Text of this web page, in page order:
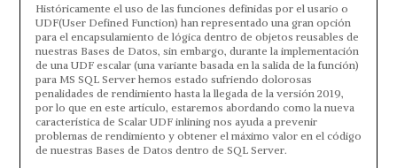
Históricamente el uso de las funciones definidas por el usario o
UDF(User Defined Function) han representado una gran opción
para el encapsulamiento de lógica dentro de objetos reusables de
nuestras Bases de Datos, sin embargo, durante la implementación
de una UDF escalar (una variante basada en la salida de la función)
para MS SQL Server hemos estado sufriendo dolorosas
penalidades de rendimiento hasta la llegada de la versión 2019,
por lo que en este artículo, estaremos abordando como la nueva
característica de Scalar UDF inlining nos ayuda a prevenir
problemas de rendimiento y obtener el máximo valor en el código
de nuestras Bases de Datos dentro de SQL Server.